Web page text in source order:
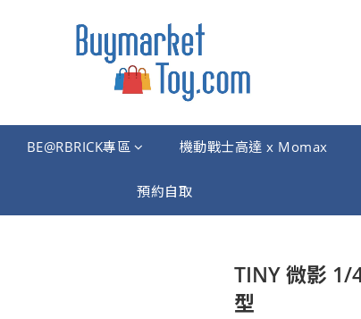
BE@RBRICK專區 機動戰士高達 x Momax
預約自取
TINY 微影 1/
型